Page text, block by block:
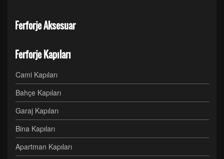
Ferforje Aksesuar
Ferforje Kapıları
Cami Kapıları
Bahçe Kapıları
Garaj Kapıları
Bina Kapıları
Apartman Kapıları